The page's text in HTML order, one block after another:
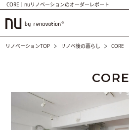
CORE｜nuリノベーションのオーダーレポート
リノベーションTOP リノベ後の暮らし CORE
CORE